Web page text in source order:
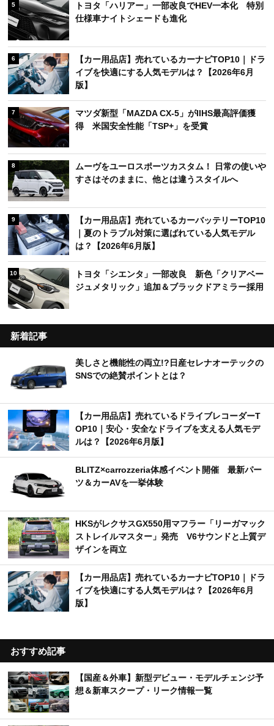
5
トヨタ「ハリアー」一部改良でHEV一本化 特別
仕様車ナイトシェードも進化
6
【カー用品店】売れているカーナビTOP10｜ドラ
イブを快適にする人気モデルは？【2026年6月
版】
7
マツダ新型「MAZDA CX-5」がIIHS最高評価獲
得 米国安全性能「TSP+」を受賞
8
ムーヴをユーロスポーツカスタム！ 日常の使いや
すさはそのままに、他とは違うスタイルへ
9
【カー用品店】売れているカーバッテリーTOP10
｜夏のトラブル対策に選ばれている人気モデル
は？【2026年6月版】
10
トヨタ「シエンタ」一部改良 新色「クリアベー
ジュメタリック」追加＆ブラックドアミラー採用
新着記事
美しさと機能性の両立!?日産セレナオーテックの
SNSでの絶賛ポイントとは？
【カー用品店】売れているドライブレコーダーT
OP10｜安心・安全なドライブを支える人気モデ
ルは？【2026年6月版】
BLITZ×carrozzeria体感イベント開催 最新パー
ツ＆カーAVを一挙体験
HKSがレクサスGX550用マフラー「リーガマック
ストレイルマスター」発売 V6サウンドと上質デ
ザインを両立
【カー用品店】売れているカーナビTOP10｜ドラ
イブを快適にする人気モデルは？【2026年6月
版】
おすすめ記事
【国産＆外車】新型デビュー・モデルチェンジ予
想＆新車スクープ・リーク情報一覧